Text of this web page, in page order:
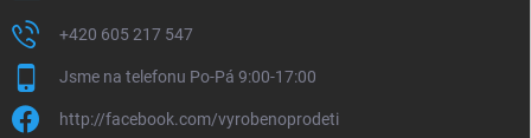
+420 605 217 547
Jsme na telefonu Po-Pá 9:00-17:00
http://facebook.com/vyrobenoprodeti